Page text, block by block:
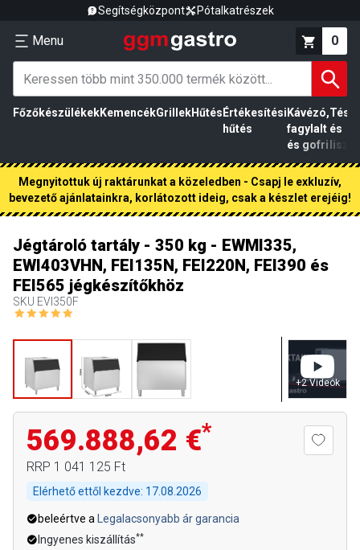
Segítségközpont Pótalkatrészek
Menu 0
FőzőkészülékekKemencékGrillekHűtés Értékesítési
hűtés
Kávézó,
fagylalt
és gofri
és
liszt
Megnyitottuk új raktárunkat a közeledben - Csapj le exkluzív,
bevezető ajánlatainkra, korlátozott ideig, csak a készlet erejéig!
Jégtároló tartály - 350 kg - EWMI335,
EWI403VHN, FEI135N, FEI220N, FEI390 és
FEI565 jégkészítőkhöz
SKU EVI350F
+2 Videók
569.888,62 €*
RRP 1 041 125 Ft
Elérhető ettől kezdve: 17.08.2026
beleértve a
Legalacsonyabb ár garancia
Ingyenes kiszállítás**